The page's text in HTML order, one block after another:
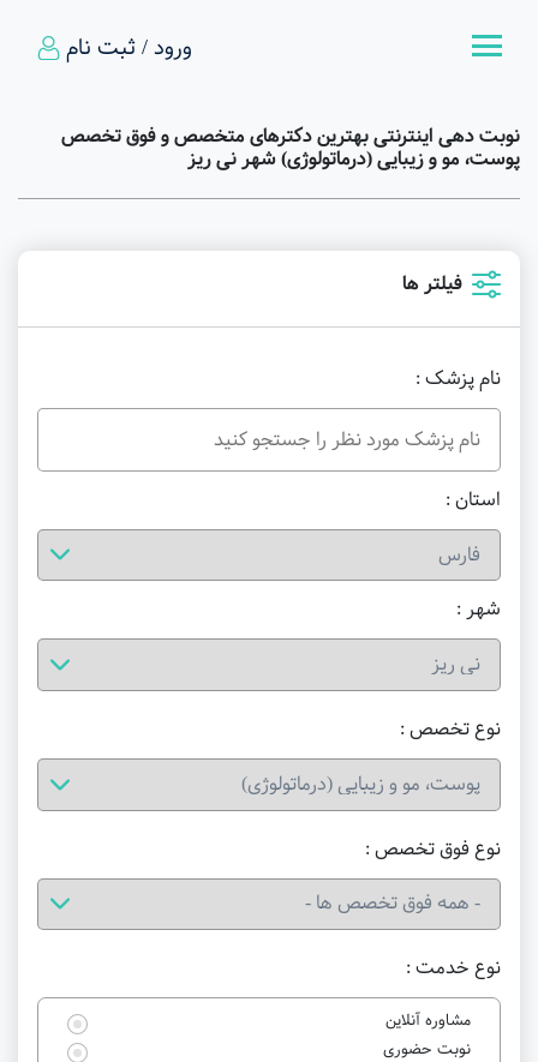
ورود / ثبت نام
نوبت دهی اینترنتی بهترین دکترهای متخصص و فوق تخصص
پوست، مو و زیبایی (درماتولوژی) شهر نی ریز
فیلتر ها
نام پزشک :
استان :
شهر :
نوع خدمت :
مشاوره آنلاین
نوبت حضوری
نوع تخصص :
نوع فوق تخصص :